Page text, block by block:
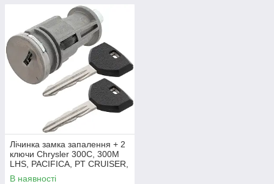
Лічинка замка запалення + 2
ключи Chrysler 300C, 300M
LHS, PACIFICA, PT CRUISER,
SEBRING 5003843AB
В наявності